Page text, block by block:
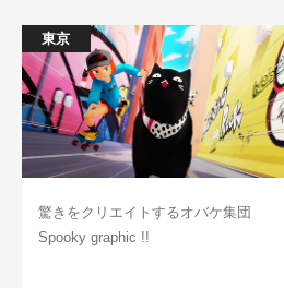
東京
驚きをクリエイトするオバケ集団
Spooky graphic !!